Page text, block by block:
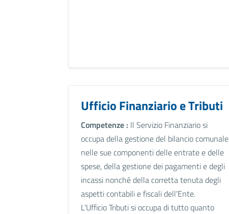
Ufficio Finanziario e Tributi
Competenze : Il Servizio Finanziario si
occupa della gestione del bilancio comunale
nelle sue componenti delle entrate e delle
spese, della gestione dei pagamenti e degli
incassi nonché della corretta tenuta degli
aspetti contabili e fiscali dell'Ente.
L'Ufficio Tributi si occupa di tutto quanto